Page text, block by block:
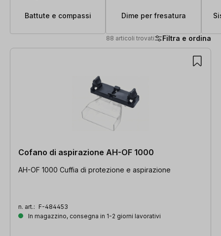
Battute e compassi Dime per fresatura
88 articoli trovati Filtra e ordina
88 articoli trovati
Cofano di aspirazione AH-OF 1000
AH-OF 1000 Cuffia di protezione e aspirazione
n. art.: F-484453
In magazzino, consegna in 1-2 giorni lavorativi